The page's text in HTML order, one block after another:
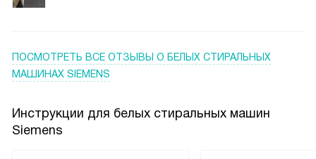
дребезжания и «танцев» по полу — это спасение для
детей, а утром забираю сухое бельё, не побеспокоив
никого шумом. А ещё обожаю луч timeLight на полу —
вижу, что стирка завершена, не нужно подходить и
всматриваться в дисплей.
ПОСМОТРЕТЬ ВСЕ ОТЗЫВЫ О БЕЛЫХ СТИРАЛЬНЫХ
МАШИНАХ SIEMENS
Инструкции для белых стиральных машин
Siemens